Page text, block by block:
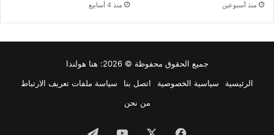
منذ أسبوعين منذ 4 أسابيع
جميع الحقوق محفوظة © 2026:
هنا هولندا
الرئيسية
سياسية الخصوصية اتصل بنا
سياسة ملفات تعريف الارتباط
من نحن
فيسبوك ‫YouTubeتيلقرام